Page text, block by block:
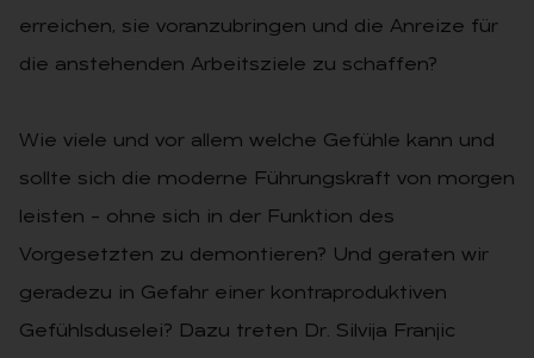
erreichen, sie voranzubringen und die Anreize für
die anstehenden Arbeitsziele zu schaffen?
Wie viele und vor allem welche Gefühle kann und
sollte sich die moderne Führungskraft von morgen
leisten – ohne sich in der Funktion des
Vorgesetzten zu demontieren? Und geraten wir
geradezu in Gefahr einer kontraproduktiven
Gefühlsduselei? Dazu treten Dr. Silvija Franjic